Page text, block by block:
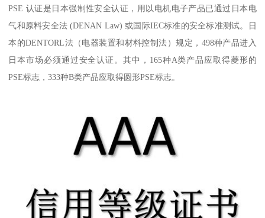
PSE 认证是日本强制性安全认证，用以电机电子产品已通过日本电
气和原料安全法 (DENAN Law) 或国际IEC标准的安全标准测试。日
本的DENTORL法（电器装置和材料控制法）规定，498种产品进入
日本市场必须通过安全认证。其中，165种A类产品应取得菱形的
PSE标志，333种B类产品应取得圆形PSE标志。